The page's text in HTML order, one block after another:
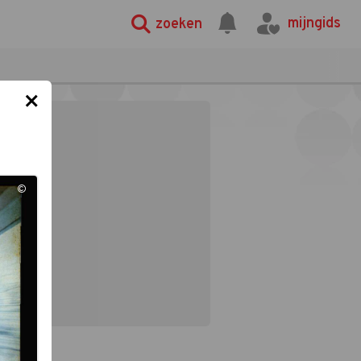
zoeken mijngids
×
©